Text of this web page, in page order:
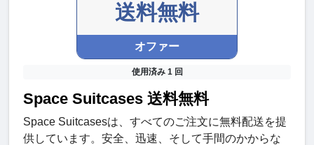
送料無料
オファー
使用済み 1 回
Space Suitcases 送料無料
Space Suitcasesは、すべてのご注文に無料配送を提
供しています。安全、迅速、そして手間のかからな